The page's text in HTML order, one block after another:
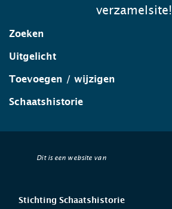
verzamelsite!
Zoeken
Uitgelicht
Toevoegen / wijzigen
Schaatshistorie
Dit is een website van
Stichting Schaatshistorie